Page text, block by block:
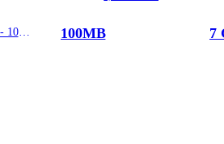
AlpineSIM Indonesia eSIM - 100MB | 7Days 100MB 7